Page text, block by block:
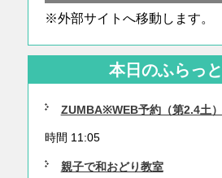
※外部サイトへ移動します。
本日のふらっ
ZUMBA※WEB予約（第2.4土）
時間 11:05
親子で和おどり教室